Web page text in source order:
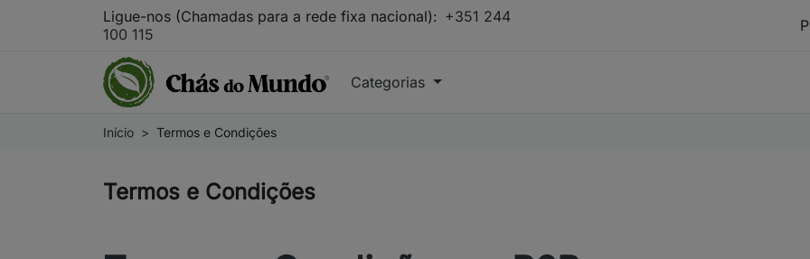
Ligue-nos (Chamadas para a rede fixa nacional): +351 244
100 115
Categorias
Início Termos e Condições
Termos e Condições